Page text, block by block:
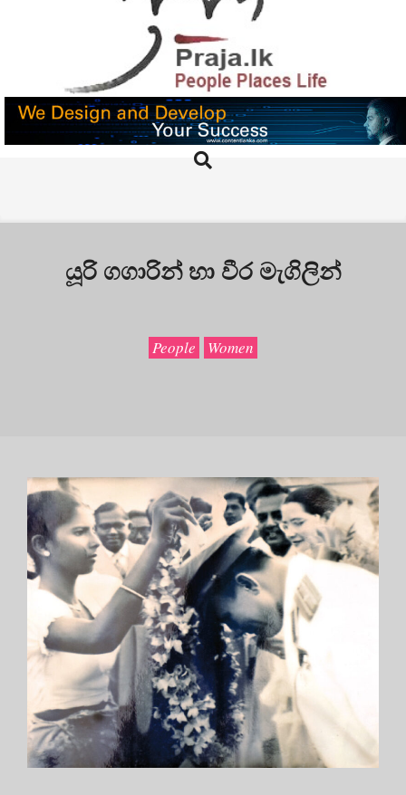
PRAJA.LK
Search
යූරි ගගාරින් හා වීර මැගිලින්
People Women